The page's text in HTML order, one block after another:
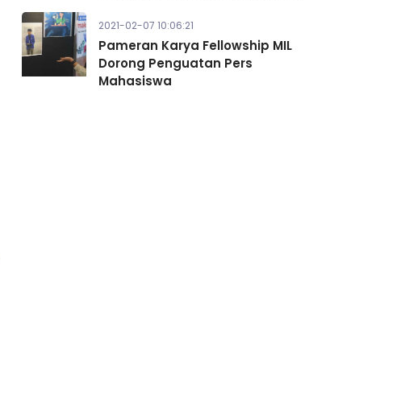
2021-02-07 10:06:21
Pameran Karya Fellowship MIL
Dorong Penguatan Pers
Mahasiswa